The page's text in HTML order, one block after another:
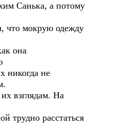
Санька, а потому
что мокрую одежду
она
никогда не
взглядам. На
трудно расстаться